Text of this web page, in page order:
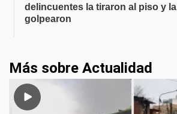
delincuentes la tiraron al piso y la
golpearon
Más sobre Actualidad